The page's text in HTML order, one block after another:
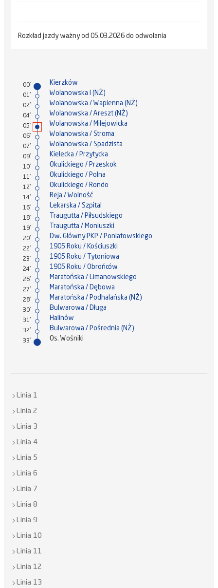
Rozkład jazdy ważny od 05.03.2026 do odwołania
00' Kierzków
01' Wolanowska I (NŻ)
02' Wolanowska / Wapienna (NŻ)
04' Wolanowska / Areszt (NŻ)
05' Wolanowska / Milejowicka
06' Wolanowska / Stroma
07' Wolanowska / Spadzista
09' Kielecka / Przytycka
10' Okulickiego / Przeskok
11' Okulickiego / Polna
12' Okulickiego / Rondo
14' Reja / Wolność
16' Lekarska / Szpital
18' Traugutta / Piłsudskiego
19' Traugutta / Moniuszki
20' Dw. Główny PKP / Poniatowskiego
22' 1905 Roku / Kościuszki
23' 1905 Roku / Tytoniowa
24' 1905 Roku / Obrońców
26' Maratońska / Limanowskiego
27' Maratońska / Dębowa
28' Maratońska / Podhalańska (NŻ)
30' Bulwarowa / Długa
31' Halinów
32' Bulwarowa / Pośrednia (NŻ)
33' Os. Wośniki
Linia 1
Linia 2
Linia 3
Linia 4
Linia 5
Linia 6
Linia 7
Linia 8
Linia 9
Linia 10
Linia 11
Linia 12
Linia 13